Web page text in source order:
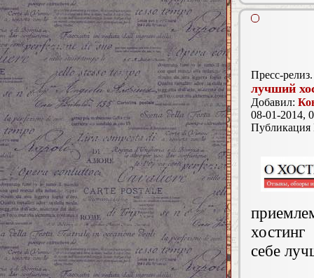
Пресс-релиз.
лучший
Добавил:
08-01-2014,
себе